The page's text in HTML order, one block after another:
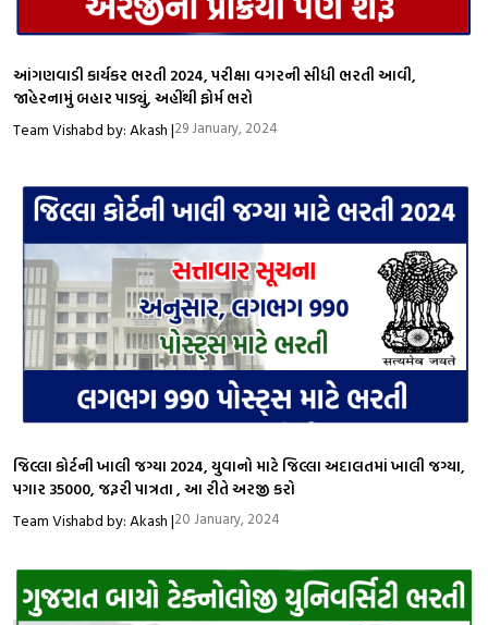
આંગણવાડી કાર્યકર ભરતી 2024, પરીક્ષા વગરની સીધી ભરતી આવી,
જાહેરનામું બહાર પાડ્યું, અહીંથી ફોર્મ ભરો
Team Vishabd by: Akash |29 January, 2024
જિલ્લા કોર્ટની ખાલી જગ્યા 2024, યુવાનો માટે જિલ્લા અદાલતમાં ખાલી જગ્યા,
પગાર ₹35000, જરૂરી પાત્રતા , આ રીતે અરજી કરો
Team Vishabd by: Akash |20 January, 2024